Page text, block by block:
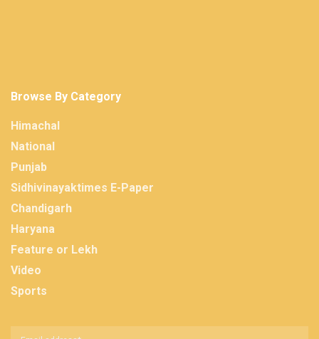
Browse By Category
Himachal
National
Punjab
Sidhivinayaktimes E-Paper
Chandigarh
Haryana
Feature or Lekh
Video
Sports